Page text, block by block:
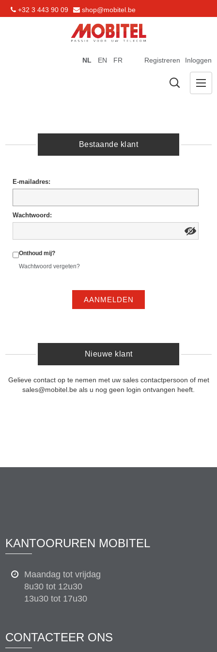
+32 3 443 90 09 shop@mobitel.be
Registreren Inloggen
NL EN FR
Bestaande klant
E-mailadres:
Wachtwoord:
Onthoud mij?
Wachtwoord vergeten?
AANMELDEN
Nieuwe klant
Gelieve contact op te nemen met uw sales contactpersoon of met
sales@mobitel.be als u nog geen login ontvangen heeft.
KANTOORUREN MOBITEL
Maandag tot vrijdag
8u30 tot 12u30
13u30 tot 17u30
CONTACTEER ONS